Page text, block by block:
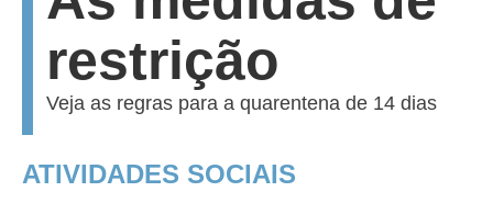
restrição
Veja as regras para a quarentena de 14 dias
ATIVIDADES SOCIAIS